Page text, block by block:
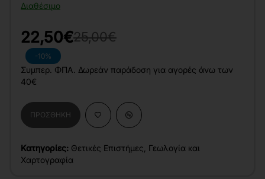
Διαθέσιμο
-10%
22,50€25,00€
Συμπερ. ΦΠΑ. Δωρεάν παράδοση για αγορές άνω των
40€
ΠΡΟΣΘΉΚΗ
Κατηγορίες: Θετικές Επιστήμες Γεωλογία και
Χαρτογραφία